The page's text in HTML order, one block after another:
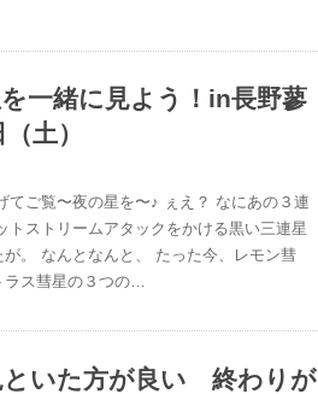
一緒に見よう！in長野蓼
土）
てご覧〜夜の星を〜♪ ぇえ？ なにあの３連
トストリームアタックをかける黒い三連星
が。 なんとなんと、 たった今、レモン彗
ラス彗星の３つの…
といた方が良い 終わりが